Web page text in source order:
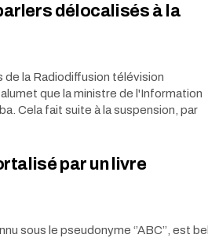
délocalisés à la
de la Radiodiffusion télévision
que la ministre de l'Information
Cela fait suite à la suspension, par
par un livre
sous le pseudonyme ‘’ABC’’, est bel